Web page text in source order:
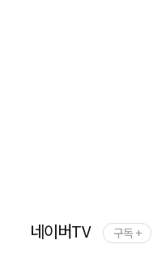
네이버TV 구독 +